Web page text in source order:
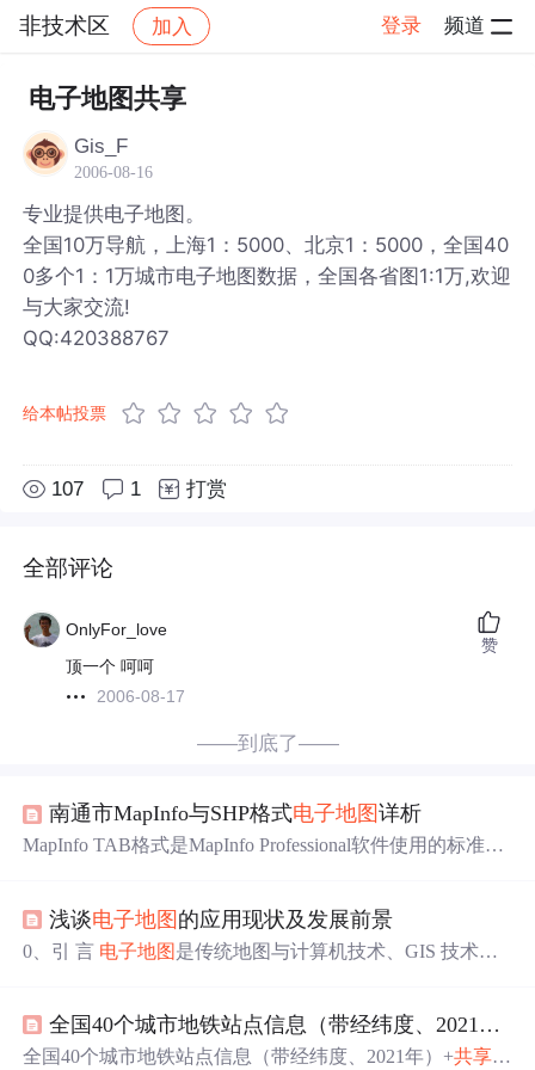
非技术区 加入 登录 频道
社区 非技术区
电子地图共享
Gis_F
2006-08-16
专业提供电子地图。
全国10万导航，上海1：5000、北京1：5000，全国40
0多个1：1万城市电子地图数据，全国各省图1:1万,欢迎
与大家交流!
QQ:420388767
给本帖投票
107 1 打赏
全部评论
OnlyFor_love
顶一个 呵呵
2006-08-17
赞
——到底了——
南通市MapInfo与SHP格式电子地图详析
MapInfo TAB格式是MapInfo Professional软件使用的标准矢
空间索引等要素，提供了灵活的空间数据分析和可视化方
式。MapInfo TAB格式电子地图不仅可以展示地图本身，
浅谈电子地图 的应用现状及发展前景
0、引 言 电子地图 是传统地图与计算机技术、GIS 技术、
是提供地理信息公共服务的重要渠道。突破了传统纸质地
图时间和空间上的局限性, 具有更丰富的信息含量和更广阔
全国40个城市地铁站点信息（带经纬度、2021年）+
全国40个城市地铁站点信息（带经纬度、2021年）+共享单